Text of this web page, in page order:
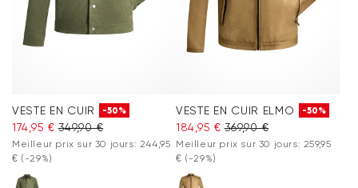
VESTE EN CUIR -50%
174,95 € 349,90 €
Meilleur prix sur 30 jours: 244,95
€ (-29%)
VESTE EN CUIR ELMO -50%
184,95 € 369,90 €
Meilleur prix sur 30 jours: 259,95
€ (-29%)